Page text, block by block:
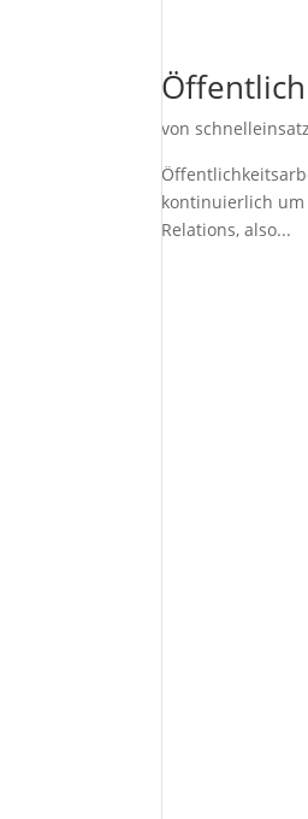
von
kontinuierlich
Relations, also...